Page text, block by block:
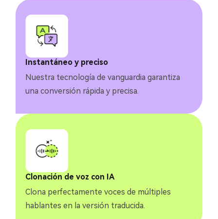
Instantáneo y preciso
Nuestra tecnología de vanguardia garantiza
una conversión rápida y precisa.
Clonación de voz con IA
Clona perfectamente voces de múltiples
hablantes en la versión traducida.